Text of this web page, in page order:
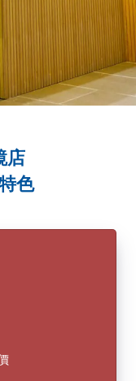
店
色